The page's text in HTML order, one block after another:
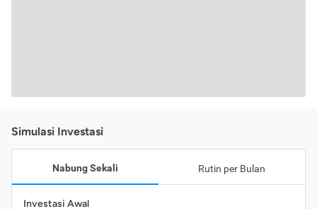
Simulasi Investasi
Nabung Sekali Rutin per Bulan
Investasi Awal